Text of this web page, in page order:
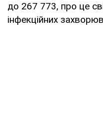
до 267 773, про це
інфекційних